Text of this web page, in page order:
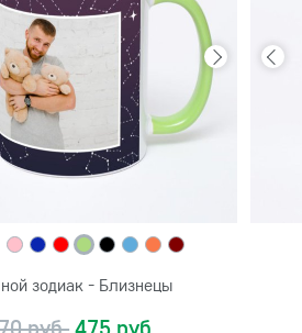
зодиак - Близнецы
руб.475 руб.